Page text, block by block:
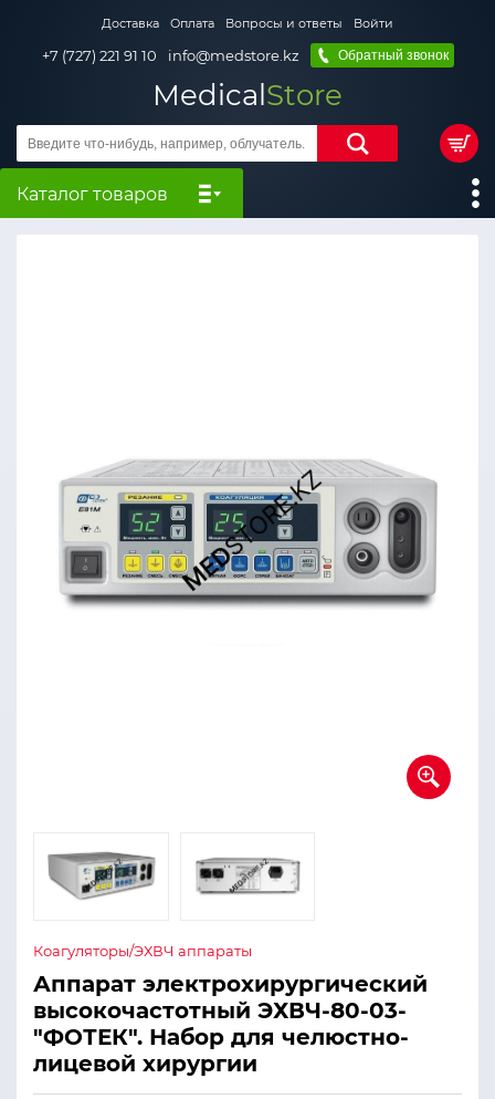
Доставка Оплата Вопросы и ответы Войти
+7 (727) 221 91 10 info@medstore.kz Обратный звонок
MedicalStore
Каталог товаров
Коагуляторы/ЭХВЧ аппараты
Аппарат электрохирургический
высокочастотный ЭХВЧ-80-03-
"ФОТЕК". Набор для челюстно-
лицевой хирургии